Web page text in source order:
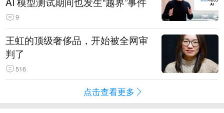
9
王虹的顶级奢侈品，开始被全网审
判了
516
点击查看更多